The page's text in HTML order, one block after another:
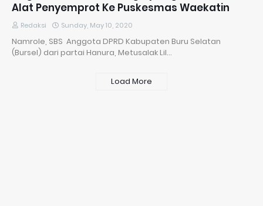
Alat Penyemprot Ke Puskesmas Waekatin
Redaksi Sunday, May 10, 2020
Namrole, SBS Anggota DPRD Kabupaten Buru Selatan
(Bursel) dari partai Hanura, Metusalak Lil…
Load More